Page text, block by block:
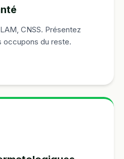
CNSS. Présentez
occupons du reste.